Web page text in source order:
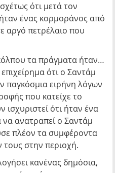
ότι μετά τον
ένας κορμοράνος από
αργό πετρέλαιο που
τα πράγματα ήταν…
ότι ο Σαντάμ
παγκόσμια ειρήνη λόγων
που κατείχε το
ότι ήταν ένα
ανατραπεί ο Σαντάμ
πλέον τα συμφέροντα
στην περιοχή.
κανένας δημόσια,